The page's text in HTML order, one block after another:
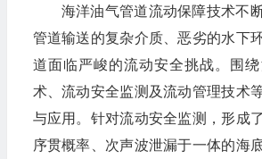
海洋油气管道流动保障技术不
管道输送的复杂介质、恶劣的水下
道面临严峻的流动安全挑战。围
术、流动安全监测及流动管理技术
与应用。针对流动安全监测，形成
序贯概率、次声波泄漏于一体的海